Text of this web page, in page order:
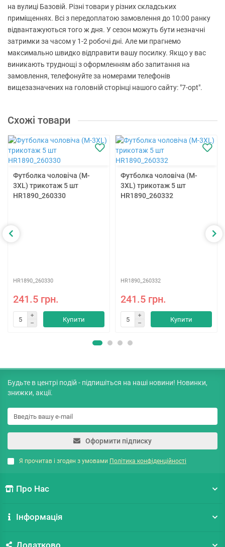
на вулиці Базовій. Різні товари у різних складських
приміщеннях. Всі з передоплатою замовлення до 10:00 ранку
відвантажуються того ж дня. У сезон можуть бути незначні
затримки за часом у 1-2 робочі дні. Але ми прагнемо
максимально швидко відправити вашу посилку. Якщо у вас
виникають труднощі з оформленням або запитання на
замовлення, телефонуйте за номерами телефонів
вищезазначених на головній сторінці нашого сайту: "7-opt".
Схожі товари
Футболка чоловіча (M-
3XL) трикотаж 5 шт
HR1890_260330
HR1890_260330
241.5 грн.
Купити
Футболка чоловіча (M-
3XL) трикотаж 5 шт
HR1890_260332
HR1890_260332
241.5 грн.
Купити
Будьте в центрі подій - підпишіться на наші новини! Новинки,
знижки, акції.
Оформити підписку
Я прочитав і згоден з умовами Політика конфіденційності
Про Нас
Інформація